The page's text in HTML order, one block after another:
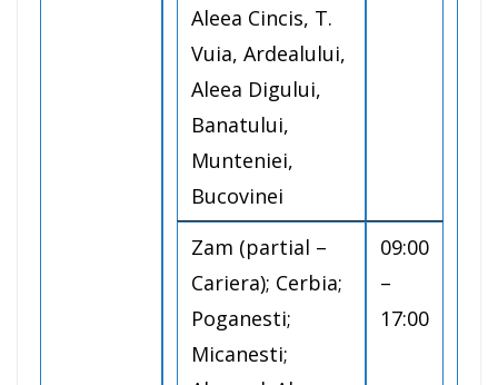
Aleea Cincis, T.
Vuia, Ardealului,
Aleea Digului,
Banatului,
Munteniei,
Bucovinei
Zam (partial –
Cariera); Cerbia;
Poganesti;
Micanesti;
09:00
–
17:00